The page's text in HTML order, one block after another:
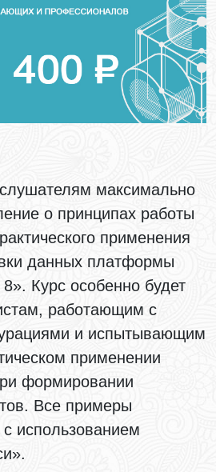
максимально
о принципах работы
применения
данных платформы
Курс особенно будет
работающим с
и испытывающим
применении
формировании
Все примеры
использованием